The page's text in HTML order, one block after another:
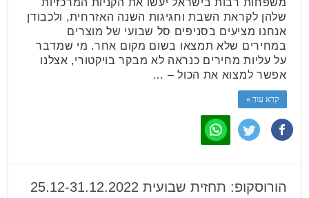
משפחות רבות בישראל יעשו את הקניות המרכזיות
שלהן לקראת השבת וחגיגות השנה האזרחית, ולכבודן
אנחנו מציעים בסניפים סל שבועי של מוצרים
במחירים שלא תמצאו בשום מקום אחר. מי שמדבר
על עליות מחירים כנראה לא מבקר בויקטורי, אצלנו
אפשר למצוא את הכול – …
קרא עוד »
הורוסקופ: תחזית שבועית 25.12-31.12.2022